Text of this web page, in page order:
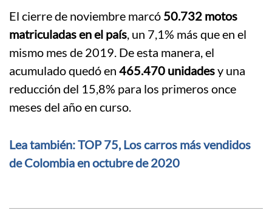
El cierre de noviembre marcó 50.732 motos
matriculadas en el país, un 7,1% más que en el
mismo mes de 2019. De esta manera, el
acumulado quedó en 465.470 unidadesy una
reducción del 15,8% para los primeros once
meses del año en curso.
Lea también: TOP 75, Los carros más vendidos
de Colombia en octubre de 2020